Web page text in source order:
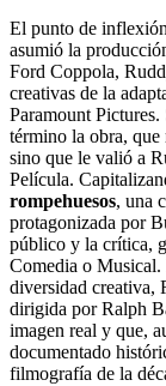
El punto de
asumió la
Ford Coppola,
creativas de la
Paramount
término la obra,
sino que le valió a
Película.
rompehuesos, una
protagonizada por
público y la crítica,
Comedia o Musical.
diversidad creativa,
dirigida por Ralph
imagen real y que,
documentado
filmografía de la